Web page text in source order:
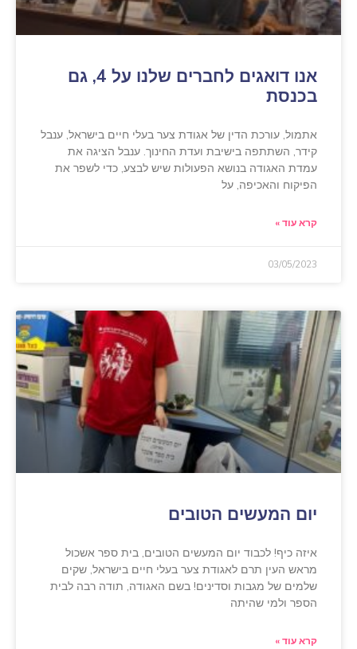
אנו דואגים לחברים שלנו על 4, גם
בכנסת
אתמול, עורכת הדין של אגודת צער בעלי חיים בישראל, ענבל
קידר, השתתפה בישיבת ועדת החינוך. ענבל הציגה את
עמדת האגודה בנושא הפעולות שיש לבצע, כדי לשפר את
הפיקוח והאכיפה, על
קרא עוד »
03/05/2023
יום המעשים הטובים
איזה כיף! לכבוד יום המעשים הטובים, בית ספר אשכול
מראש העין תרם לאגודת צער בעלי חיים בישראל, שקים
שלמים של מגבות וסדינים! בשם האגודה, תודה רבה לבית
הספר ולמי שהיתה
קרא עוד »